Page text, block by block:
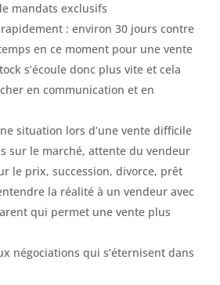
mandats exclusifs
: environ 30 jours contre
en ce moment pour une vente
s’écoule donc plus vite et cela
en communication et en
situation lors d’une vente difficile
sur le marché, attente du vendeur
le prix, succession, divorce, prêt
la réalité à un vendeur avec
qui permet une vente plus
négociations qui s’éternisent dans